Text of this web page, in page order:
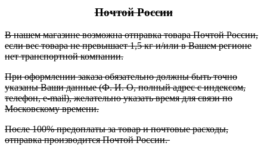
Почтой России
В нашем магазине возможна отправка товара Почтой России,
если вес товара не превышает 1,5 кг и/или в Вашем регионе
нет транспортной компании.
При оформлении заказа обязательно должны быть точно
указаны Ваши данные (Ф. И. О, полный адрес с индексом,
телефон, e-mail), желательно указать время для связи по
Московскому времени.
После 100% предоплаты за товар и почтовые расходы,
отправка производится Почтой России.